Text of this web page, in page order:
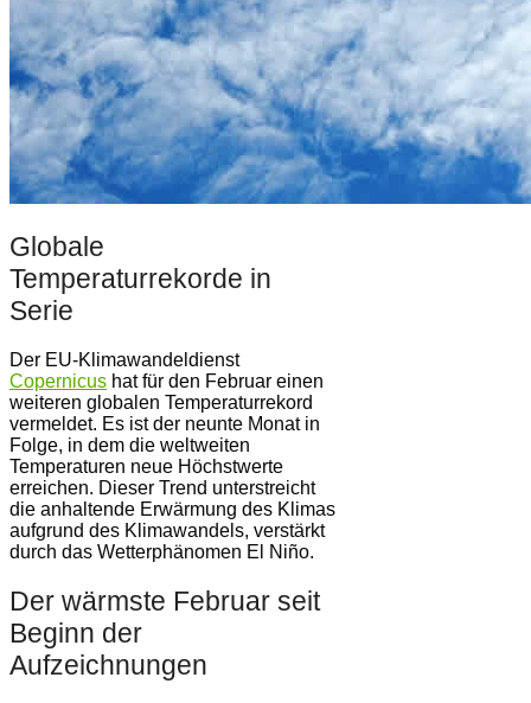
Globale
Temperaturrekorde in
Serie
Der EU-Klimawandeldienst
Copernicus hat für den Februar einen
weiteren globalen Temperaturrekord
vermeldet. Es ist der neunte Monat in
Folge, in dem die weltweiten
Temperaturen neue Höchstwerte
erreichen. Dieser Trend unterstreicht
die anhaltende Erwärmung des Klimas
aufgrund des Klimawandels, verstärkt
durch das Wetterphänomen El Niño.
Der wärmste Februar seit
Beginn der
Aufzeichnungen